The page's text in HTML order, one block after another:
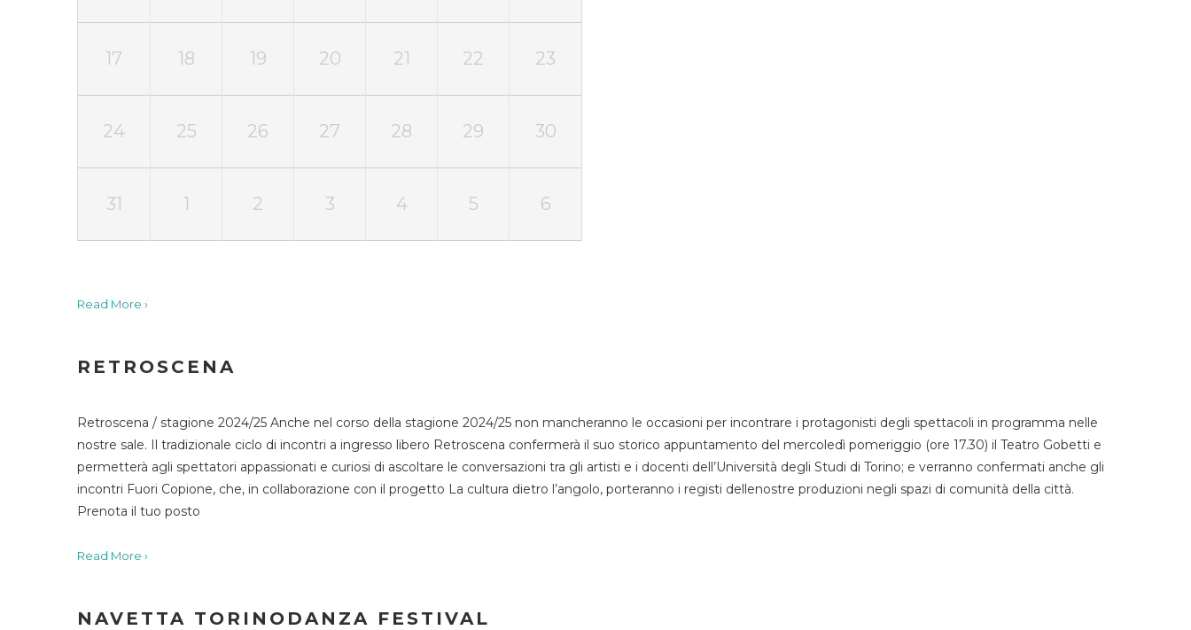
17 18 19 20 21 22 23
24 25 26 27 28 29 30
31 1 2 3 4 5 6
Read More ›
RETROSCENA
Retroscena / stagione 2024/25 Anche nel corso della stagione 2024/25 non mancheranno le occasioni per incontrare i protagonisti degli spettacoli in programma nelle
nostre sale. Il tradizionale ciclo di incontri a ingresso libero Retroscena confermerà il suo storico appuntamento del mercoledì pomeriggio (ore 17.30) il Teatro Gobetti e
permetterà agli spettatori appassionati e curiosi di ascoltare le conversazioni tra gli artisti e i docenti dell’Università degli Studi di Torino; e verranno confermati anche gli
incontri Fuori Copione, che, in collaborazione con il progetto La cultura dietro l’angolo, porteranno i registi dellenostre produzioni negli spazi di comunità della città.
Prenota il tuo posto
Read More ›
NAVETTA TORINODANZA FESTIVAL